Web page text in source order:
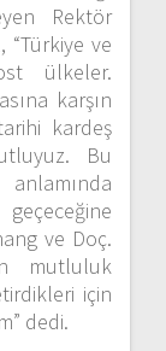
Rektör
“Türkiye ve
ülkeler.
karşın
kardeş
Bu
ve Doç.
mutluluk
için
dedi.